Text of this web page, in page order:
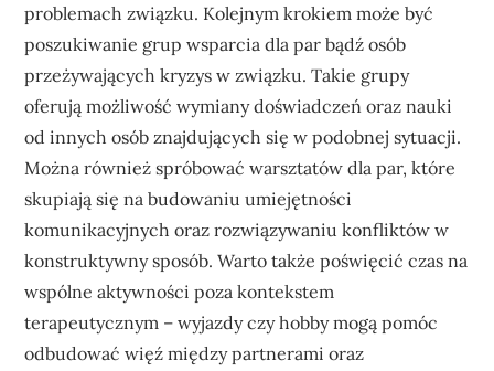
problemach związku. Kolejnym krokiem może być
poszukiwanie grup wsparcia dla par bądź osób
przeżywających kryzys w związku. Takie grupy
oferują możliwość wymiany doświadczeń oraz nauki
od innych osób znajdujących się w podobnej sytuacji.
Można również spróbować warsztatów dla par, które
skupiają się na budowaniu umiejętności
komunikacyjnych oraz rozwiązywaniu konfliktów w
konstruktywny sposób. Warto także poświęcić czas na
wspólne aktywności poza kontekstem
terapeutycznym – wyjazdy czy hobby mogą pomóc
odbudować więź między partnerami oraz